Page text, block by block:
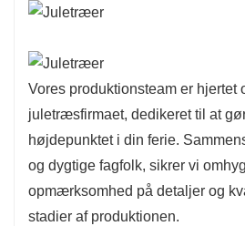
Vores produktionsteam er hjertet
juletræsfirmaet, dedikeret til at
højdepunktet i din ferie.
og dygtige fagfolk, sikrer vi
opmærksomhed på detaljer og
stadier af produktionen.